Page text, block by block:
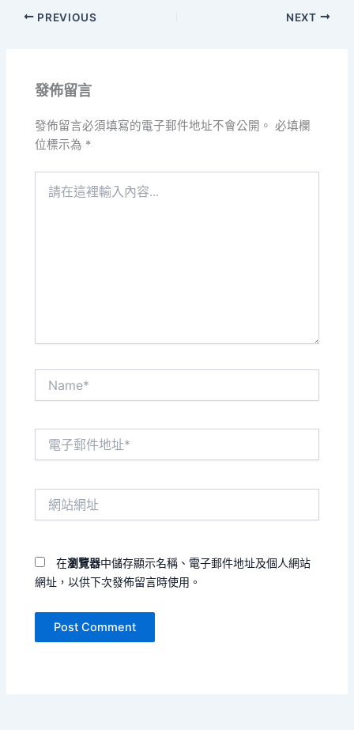
PREVIOUS NEXT
發佈留言
發佈留言必須填寫的電子郵件地址不會公開。 必填欄
位標示為 *
在瀏覽器中儲存顯示名稱、電子郵件地址及個人網站
網址，以供下次發佈留言時使用。